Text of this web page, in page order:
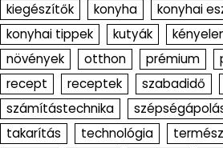
kiegészítők
konyha
konyhai
konyhai tippek
kutyák
növények
otthon prémium
recept
receptek szabadidő
számítástechnika
takarítás
technológia